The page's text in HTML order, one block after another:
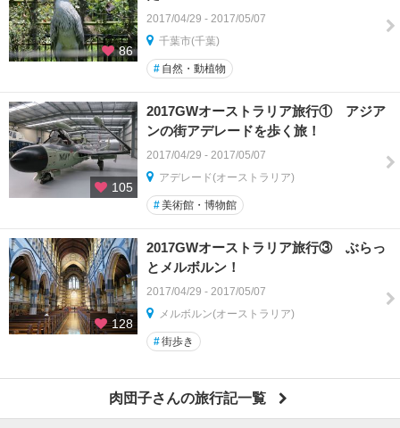
86
2017/04/29 - 2017/05/07
千葉市(千葉)
# 自然・動植物
105
2017GWオーストラリア旅行① アジア
ンの街アデレードを歩く旅！
2017/04/29 - 2017/05/07
アデレード(オーストラリア)
#美術館・博物館
128
2017GWオーストラリア旅行③ ぶらっ
とメルボルン！
2017/04/29 - 2017/05/07
メルボルン(オーストラリア)
#街歩き
肉団子さんの旅行記一覧